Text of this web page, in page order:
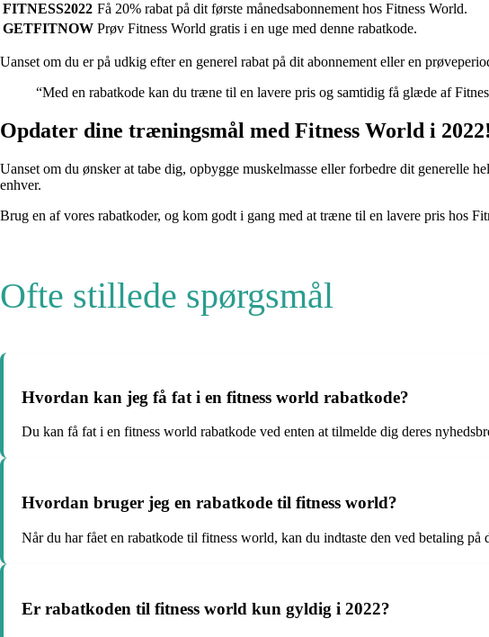
FITNESS2022 Få 20% rabat på dit første månedsabonnement hos Fitness World.
GETFITNOW Prøv Fitness World gratis i en uge med denne rabatkode.
Uanset om du er på udkig efter en generel rabat på dit abonnement eller en
“Med en rabatkode kan du træne til en lavere pris og samtidig få glæde af
Opdater dine træningsmål med Fitness World i 2022!
Uanset om du ønsker at tabe dig, opbygge muskelmasse eller forbedre dit
enhver.
Brug en af vores rabatkoder, og kom godt i gang med at træne til en lavere pris hos
Ofte stillede spørgsmål
Hvordan kan jeg få fat i en fitness world rabatkode?
Du kan få fat i en fitness world rabatkode ved enten at tilmelde dig deres
Hvordan bruger jeg en rabatkode til fitness world?
Når du har fået en rabatkode til fitness world, kan du indtaste den ved betaling
Er rabatkoden til fitness world kun gyldig i 2022?